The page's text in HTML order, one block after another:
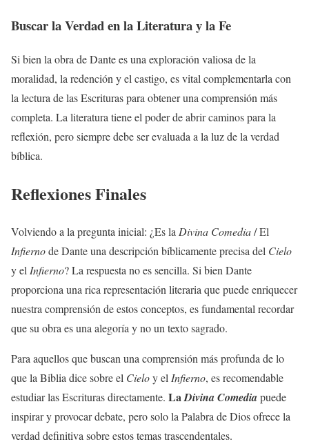
Buscar la Verdad en la Literatura y la Fe
Si bien la obra de Dante es una exploración valiosa de la
moralidad, la redención y el castigo, es vital complementarla con
la lectura de las Escrituras para obtener una comprensión más
completa. La literatura tiene el poder de abrir caminos para la
reflexión, pero siempre debe ser evaluada a la luz de la verdad
bíblica.
Reflexiones Finales
Volviendo a la pregunta inicial: ¿Es la Divina Comedia/ El
Infiernode Dante una descripción bíblicamente precisa del Cielo
y el Infierno? La respuesta no es sencilla. Si bien Dante
proporciona una rica representación literaria que puede enriquecer
nuestra comprensión de estos conceptos, es fundamental recordar
que su obra es una alegoría y no un texto sagrado.
Para aquellos que buscan una comprensión más profunda de lo
que la Biblia dice sobre el Cieloy el Infierno, es recomendable
estudiar las Escrituras directamente. LaDivina Comediapuede
inspirar y provocar debate, pero solo la Palabra de Dios ofrece la
verdad definitiva sobre estos temas trascendentales.